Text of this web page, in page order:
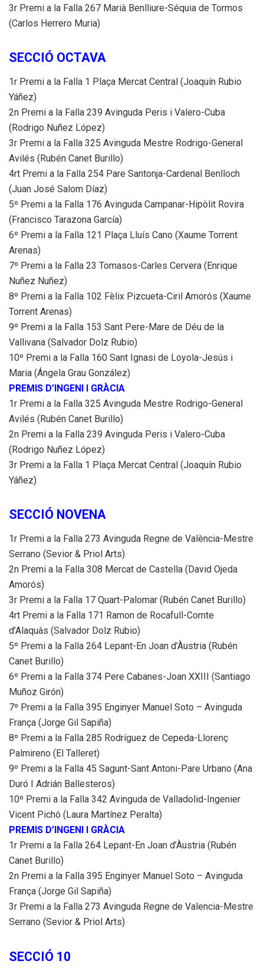
3r Premi a la Falla 267 Marià Benlliure-Séquia de Tormos
(Carlos Herrero Muria)
SECCIÓ OCTAVA
1r Premi a la Falla 1 Plaça Mercat Central (Joaquín Rubio
Yáñez)
2n Premi a la Falla 239 Avinguda Peris i Valero-Cuba
(Rodrigo Nuñez López)
3r Premi a la Falla 325 Avinguda Mestre Rodrigo-General
Avilés (Rubén Canet Burillo)
4rt Premi a la Falla 254 Pare Santonja-Cardenal Benlloch
(Juan José Salom Díaz)
5º Premi a la Falla 176 Avinguda Campanar-Hipòlit Rovira
(Francisco Tarazona García)
6º Premi a la Falla 121 Plaça Lluís Cano (Xaume Torrent
Arenas)
7º Premi a la Falla 23 Tomasos-Carles Cervera (Enrique
Nuñez Nuñez)
8º Premi a la Falla 102 Fèlix Pizcueta-Ciril Amorós (Xaume
Torrent Arenas)
9º Premi a la Falla 153 Sant Pere-Mare de Déu de la
Vallivana (Salvador Dolz Rubio)
10º Premi a la Falla 160 Sant Ignasi de Loyola-Jesús i
Maria (Ángela Grau González)
PREMIS D’INGENI I GRÀCIA
1r Premi a la Falla 325 Avinguda Mestre Rodrigo-General
Avilés (Rubén Canet Burillo)
2n Premi a la Falla 239 Avinguda Peris i Valero-Cuba
(Rodrigo Nuñez López)
3r Premi a la Falla 1 Plaça Mercat Central (Joaquín Rubio
Yáñez)
SECCIÓ NOVENA
1r Premi a la Falla 273 Avinguda Regne de València-Mestre
Serrano (Sevior & Priol Arts)
2n Premi a la Falla 308 Mercat de Castella (David Ojeda
Amorós)
3r Premi a la Falla 17 Quart-Palomar (Rubén Canet Burillo)
4rt Premi a la Falla 171 Ramon de Rocafull-Comte
d’Alaquàs (Salvador Dolz Rubio)
5º Premi a la Falla 264 Lepant-En Joan d’Àustria (Rubén
Canet Burillo)
6º Premi a la Falla 374 Pere Cabanes-Joan XXIII (Santiago
Muñoz Girón)
7º Premi a la Falla 395 Enginyer Manuel Soto – Avinguda
França (Jorge Gil Sapiña)
8º Premi a la Falla 285 Rodríguez de Cepeda-Llorenç
Palmireno (El Talleret)
9º Premi a la Falla 45 Sagunt-Sant Antoni-Pare Urbano (Ana
Duró I Adrián Ballesteros)
10º Premi a la Falla 342 Avinguda de Valladolid-Ingenier
Vicent Pichó (Laura Martínez Peralta)
PREMIS D’INGENI I GRÀCIA
1r Premi a la Falla 264 Lepant-En Joan d’Àustria (Rubén
Canet Burillo)
2n Premi a la Falla 395 Enginyer Manuel Soto – Avinguda
França (Jorge Gil Sapiña)
3r Premi a la Falla 273 Avinguda Regne de Valencia-Mestre
Serrano (Sevior & Priol Arts)
SECCIÓ 10